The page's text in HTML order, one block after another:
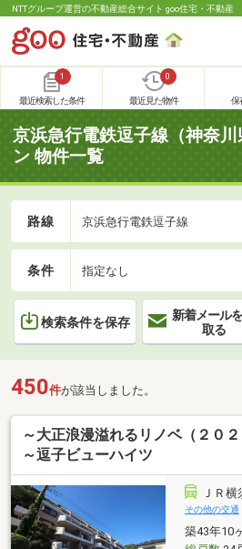
NTTグループ運営の不動産総合サイト goo住宅・不動産
1
最近検索した条件
0
最近見た物件 保
京浜急行電鉄逗子線（神奈
ン 物件一覧
路線 京浜急行電鉄逗子線
条件 指定なし
検索条件を保存
新着メール
取る
450件が該当しました。
～大正浪漫溢れるリノベ（２０
～逗子ビューハイツ
ＪＲ
その他の交通
築43年10